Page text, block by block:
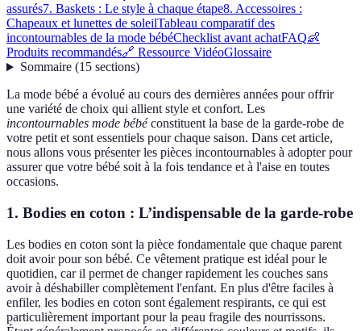
assurés7. Baskets : Le style à chaque étape8. Accessoires :
Chapeaux et lunettes de soleilTableau comparatif des
incontournables de la mode bébéChecklist avant achatFAQ👶
Produits recommandés🔗 Ressource VidéoGlossaire
Sommaire(15 sections)
La mode bébé a évolué au cours des dernières années pour offrir
une variété de choix qui allient style et confort. Les
incontournables mode bébéconstituent la base de la garde-robe de
votre petit et sont essentiels pour chaque saison. Dans cet article,
nous allons vous présenter les pièces incontournables à adopter pour
assurer que votre bébé soit à la fois tendance et à l'aise en toutes
occasions.
1. Bodies en coton : L’indispensable de la garde-robe
Les bodies en coton sont la pièce fondamentale que chaque parent
doit avoir pour son bébé. Ce vêtement pratique est idéal pour le
quotidien, car il permet de changer rapidement les couches sans
avoir à déshabiller complètement l'enfant. En plus d'être faciles à
enfiler, les bodies en coton sont également respirants, ce qui est
particulièrement important pour la peau fragile des nourrissons.